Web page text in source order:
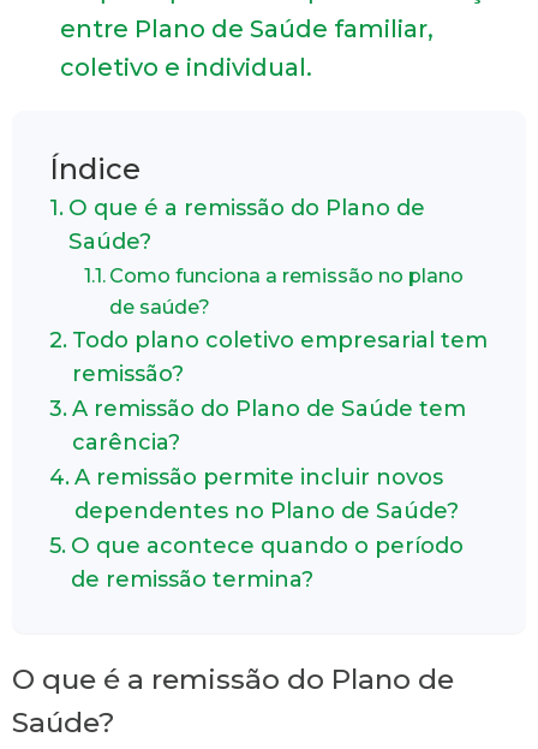
entre Plano de Saúde familiar,
coletivo e individual.
Índice
O que é a remissão do Plano de
Saúde?
Como funciona a remissão no plano
de saúde?
Todo plano coletivo empresarial tem
remissão?
A remissão do Plano de Saúde tem
carência?
A remissão permite incluir novos
dependentes no Plano de Saúde?
O que acontece quando o período
de remissão termina?
O que é a remissão do Plano de
Saúde?